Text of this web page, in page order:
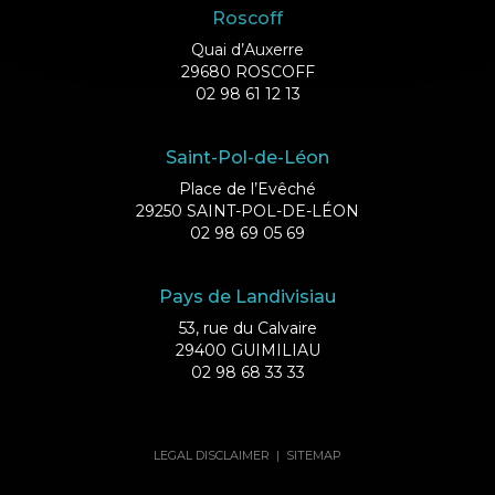
Roscoff
Quai d’Auxerre
29680 ROSCOFF
02 98 61 12 13
Saint-Pol-de-Léon
Place de l’Evêché
29250 SAINT-POL-DE-LÉON
02 98 69 05 69
Pays de Landivisiau
53, rue du Calvaire
29400 GUIMILIAU
02 98 68 33 33
LEGAL DISCLAIMER | SITEMAP